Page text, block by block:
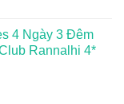
4 Ngày 3 Đêm
Rannalhi 4*